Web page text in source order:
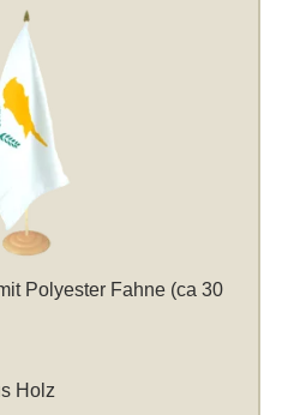
Polyester Fahne (ca 30
Holz